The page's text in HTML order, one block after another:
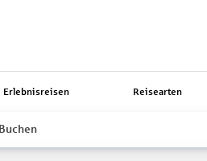
Erlebnisreisen Reisearten
Buchen